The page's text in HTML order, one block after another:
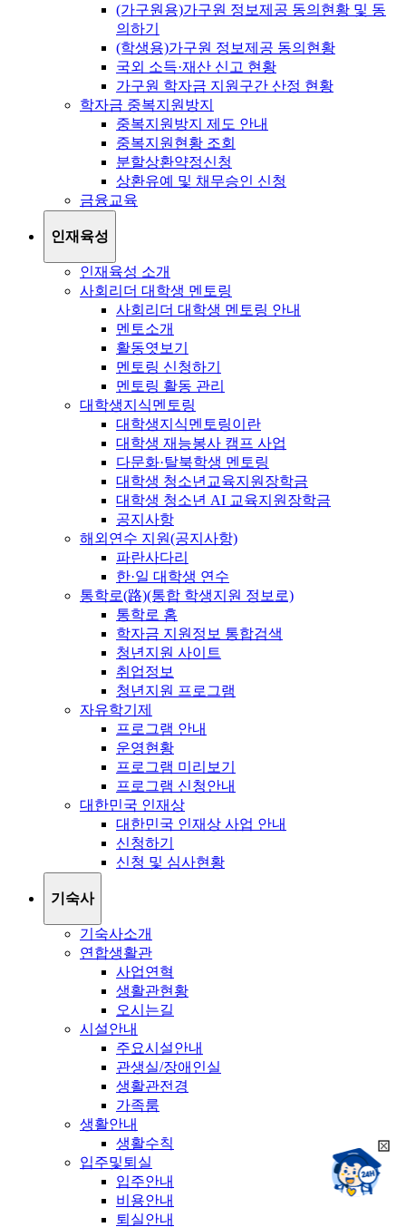
(가구원용)가구원 정보제공 동의현황 및 동
의하기
(학생용)가구원 정보제공 동의현황
국외 소득·재산 신고 현황
가구원 학자금 지원구간 산정 현황
학자금 중복지원방지
중복지원방지 제도 안내
중복지원현황 조회
분할상환약정신청
상환유예 및 채무승인 신청
금융교육
인재육성
인재육성 소개
사회리더 대학생 멘토링
사회리더 대학생 멘토링 안내
멘토소개
활동엿보기
멘토링 신청하기
멘토링 활동 관리
대학생지식멘토링
대학생지식멘토링이란
대학생 재능봉사 캠프 사업
다문화·탈북학생 멘토링
대학생 청소년교육지원장학금
대학생 청소년 AI 교육지원장학금
공지사항
해외연수 지원(공지사항)
파란사다리
한·일 대학생 연수
통학로(路)(통합 학생지원 정보로)
통학로 홈
학자금 지원정보 통합검색
청년지원 사이트
취업정보
청년지원 프로그램
자유학기제
프로그램 안내
운영현황
프로그램 미리보기
프로그램 신청안내
대한민국 인재상
대한민국 인재상 사업 안내
신청하기
신청 및 심사현황
기숙사
기숙사소개
연합생활관
사업연혁
생활관현황
오시는길
시설안내
주요시설안내
관생실/장애인실
생활관전경
가족룸
생활안내
생활수칙
입주및퇴실
입주안내
비용안내
퇴실안내
챗봇상담:
24시
채팅상담:
9시~18시
희